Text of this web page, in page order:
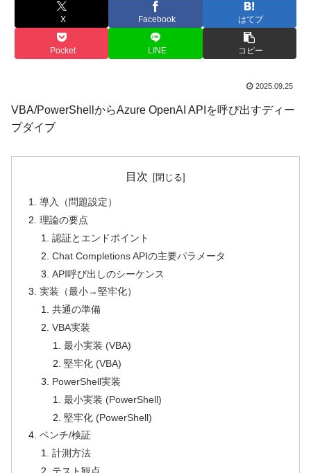
X Facebook はてブ
Pocket LINE コピー
2025.09.25
VBA/PowerShellからAzure OpenAI APIを呼び出すディー
プダイブ
目次
導入（問題設定）
理論の要点
認証とエンドポイント
Chat Completions APIの主要パラメータ
API呼び出しのシーケンス
実装（最小→堅牢化）
共通の準備
VBA実装
最小実装 (VBA)
堅牢化 (VBA)
PowerShell実装
最小実装 (PowerShell)
堅牢化 (PowerShell)
ベンチ/検証
計測方法